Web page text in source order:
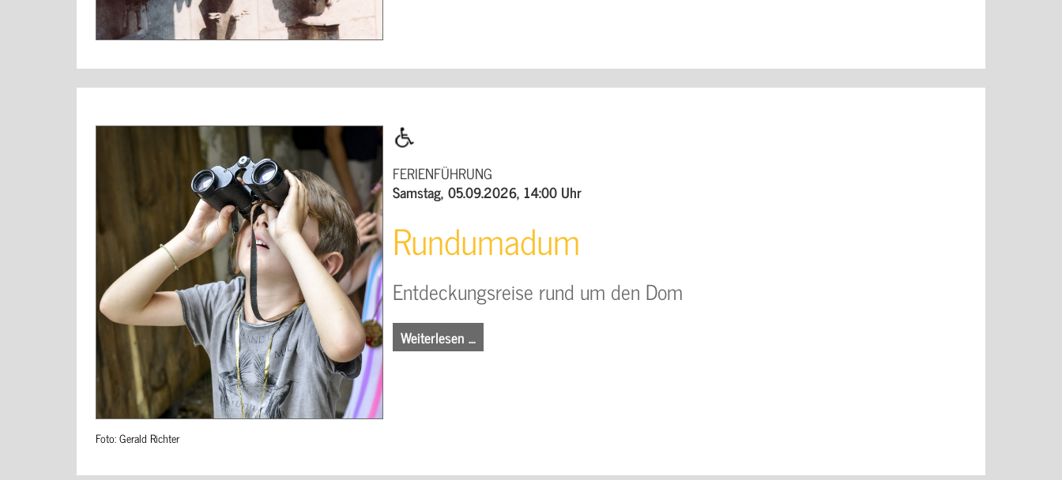
Foto: Gerald Richter
FERIENFÜHRUNG
Samstag, 05.09.2026, 14:00 Uhr
Rundumadum
Entdeckungsreise rund um den Dom
Weiterlesen …